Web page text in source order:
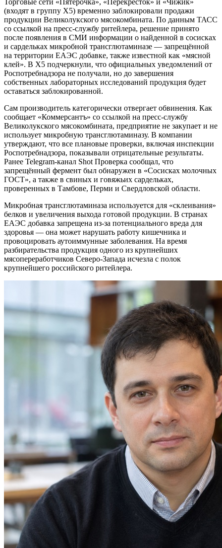
(входят в группу X5) временно заблокировали продажи
продукции Великолукского мясокомбината. По данным ТАСС
со ссылкой на пресс-службу ритейлера, решение принято
после появления в СМИ информации о найденной в сосисках
и сардельках микробной трансглютаминазе — запрещённой
на территории ЕАЭС добавке, также известной как «мясной
клей». В X5 подчеркнули, что официальных уведомлений от
Роспотребнадзора не получали, но до завершения
собственных лабораторных исследований продукция будет
оставаться заблокированной.
Сам производитель категорически отвергает обвинения. Как
сообщает «Коммерсантъ» со ссылкой на пресс-службу
Великолукского мясокомбината, предприятие не закупает и не
использует микробную трансглютаминазу. В компании
утверждают, что все плановые проверки, включая инспекции
Роспотребнадзора, показывали отрицательные результаты.
Ранее Telegram-канал Shot Проверка сообщал, что
запрещённый фермент был обнаружен в «Сосисках молочных
ГОСТ», а также в свиных и говяжьих сардельках,
проверенных в Тамбове, Перми и Свердловской области.
Микробная трансглютаминаза используется для «склеивания»
белков и увеличения выхода готовой продукции. В странах
ЕАЭС добавка запрещена из-за потенциального вреда для
здоровья — она может нарушать работу кишечника и
провоцировать аутоиммунные заболевания. На время
разбирательства продукция одного из крупнейших
мясопереработчиков Северо-Запада исчезла с полок
крупнейшего российского ритейлера.